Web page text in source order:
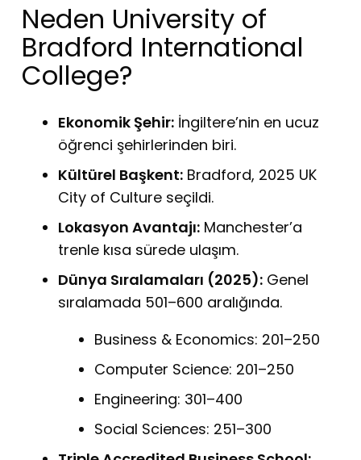
Neden University of
Bradford International
College?
Ekonomik Şehir: İngiltere’nin en ucuz
öğrenci şehirlerinden biri.
Kültürel Başkent: Bradford, 2025 UK
City of Culture seçildi.
Lokasyon Avantajı: Manchester’a
trenle kısa sürede ulaşım.
Dünya Sıralamaları (2025): Genel
sıralamada 501–600 aralığında.
Business & Economics: 201–250
Computer Science: 201–250
Engineering: 301–400
Social Sciences: 251–300